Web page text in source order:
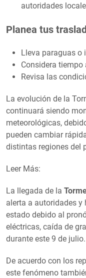
autoridades
Planea tus
Lleva paraguas o
Considera
Revisa las
La evolución de la
continuará siendo
meteorológicas,
pueden cambiar
distintas regiones del
Leer Más:
La llegada de la
alerta a autoridades y
estado debido al
eléctricas, caída de
durante este 9 de julio.
De acuerdo con los
este fenómeno